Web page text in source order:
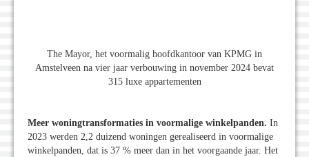
The Mayor, het voormalig hoofdkantoor van KPMG in
Amstelveen na vier jaar verbouwing in november 2024 bevat
315 luxe appartementen
Meer woningtransformaties in voormalige winkelpanden. In
2023 werden 2,2 duizend woningen gerealiseerd in voormalige
winkelpanden, dat is 37 % meer dan in het voorgaande jaar. Het